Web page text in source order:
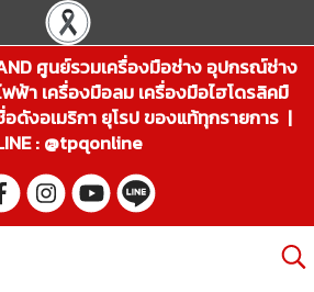
ศูนย์รวมเครื่องมือช่าง อุปกรณ์ช่าง
ฟ้า เครื่องมือลม เครื่องมือไฮโดรลิคมื
ดังอเมริกา ยุโรป ของแท้ทุกรายการ |
: @tpqonline